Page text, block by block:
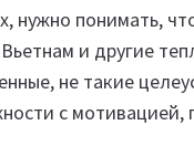
нужно понимать,
и другие
не такие
с мотивацией,